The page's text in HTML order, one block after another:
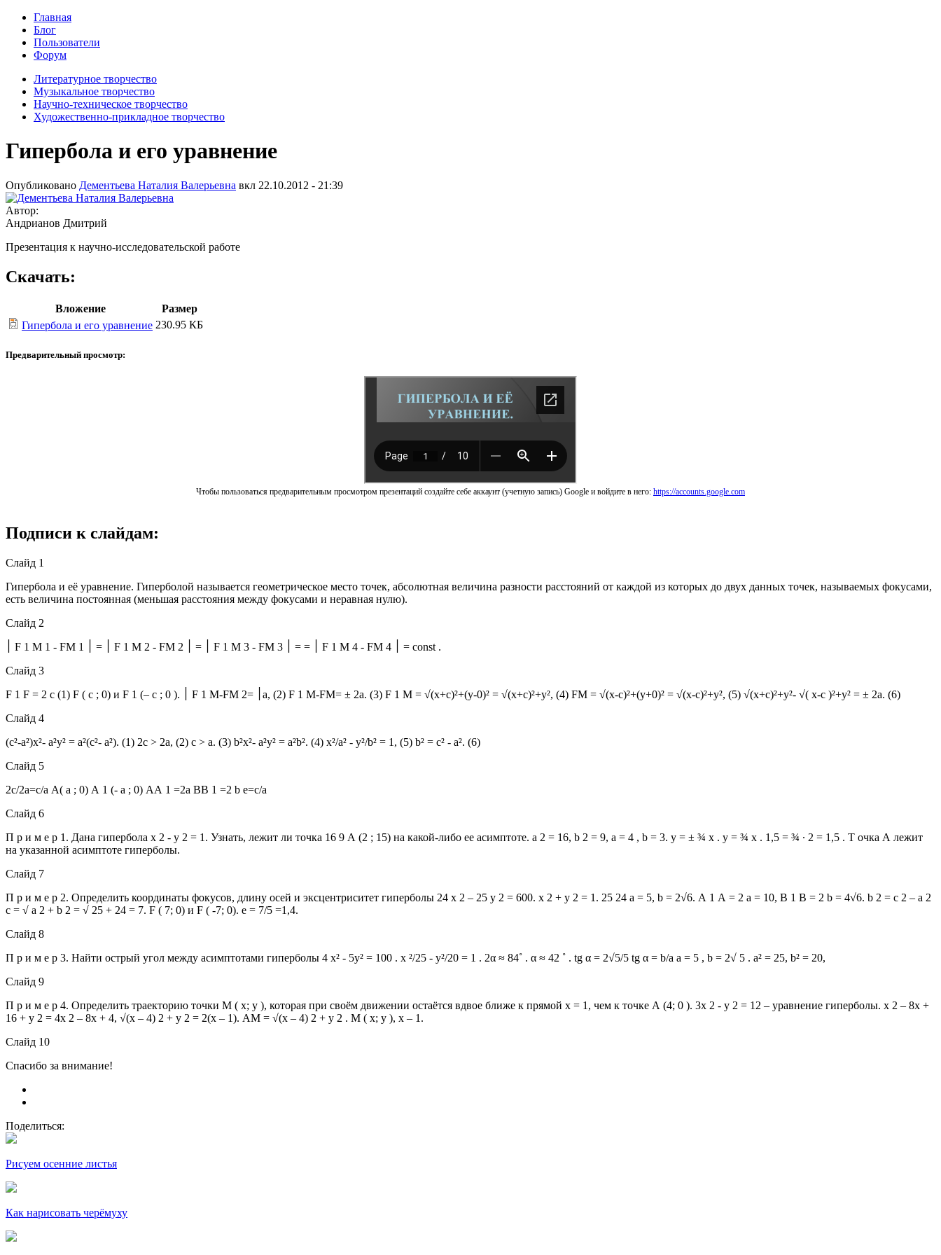
Главная
Блог
Пользователи
Форум
Литературное творчество
Музыкальное творчество
Научно-техническое творчество
Художественно-прикладное творчество
Гипербола и его уравнение
Опубликовано Дементьева Наталия Валерьевна вкл 22.10.2012 - 21:39
Автор:
Андрианов Дмитрий
Презентация к научно-исследовательской работе
Скачать:
Вложение
Размер
Гипербола и его уравнение 230.95 КБ
Предварительный просмотр:
Чтобы пользоваться предварительным просмотром презентаций создайте себе аккаунт (учетную запись) Google и войдите в него: https://accounts.google.com
Подписи к слайдам:
Слайд 1
Гипербола и её уравнение. Гиперболой называется геометрическое место точек, абсолютная величина разности расстояний от каждой из которых до двух данных точек, называемых фокусами,
есть величина постоянная (меньшая расстояния между фокусами и неравная нулю).
Слайд 2
׀ F 1 M 1 - FM 1 ׀ = ׀ F 1 M 2 - FM 2 ׀ = ׀ F 1 M 3 - FM 3 ׀ = = ׀ F 1 M 4 - FM 4 ׀ = const .
Слайд 3
F 1 F = 2 с (1) F ( c ; 0) и F 1 (– c ; 0 ). ׀ F 1 M-FM ׀ =2a, (2) F 1 M-FM= ± 2a. (3) F 1 M = √(x+c)²+(y-0)² = √(x+c)²+y², (4) FM = √(x-c)²+(y+0)² = √(x-c)²+y², (5) √(x+c)²+y²- √( x-c )²+y² = ± 2a. (6)
Слайд 4
(c²-a²)x²- a²y² = a²(c²- a²). (1) 2с > 2a, (2) c > a. (3) b²x²- a²y² = a²b². (4) x²/a² - y²/b² = 1, (5) b² = c² - a². (6)
Слайд 5
2c/2a=c/a А( a ; 0) А 1 (- a ; 0) АА 1 =2a ВВ 1 =2 b e=c/a
Слайд 6
П р и м е р 1. Дана гипербола х 2 - у 2 = 1. Узнать, лежит ли точка 16 9 А (2 ; 15) на какой-либо ее асимптоте. а 2 = 16, b 2 = 9, a = 4 , b = 3. y = ± ¾ x . y = ¾ x . 1,5 = ¾ ∙ 2 = 1,5 . Т очка А лежит
на указанной асимптоте гиперболы.
Слайд 7
П р и м е р 2. Определить координаты фокусов, длину осей и эксцентриситет гиперболы 24 х 2 – 25 у 2 = 600. х 2 + у 2 = 1. 25 24 а = 5, b = 2√6. А 1 А = 2 а = 10, В 1 В = 2 b = 4√6. b 2 = с 2 – а 2
с = √ а 2 + b 2 = √ 25 + 24 = 7. F ( 7; 0) и F ( -7; 0). е = 7/5 =1,4.
Слайд 8
П р и м е р 3. Найти острый угол между асимптотами гиперболы 4 x² - 5y² = 100 . х ²/25 - y²/20 = 1 . 2α ≈ 84˚ . α ≈ 42 ˚ . tg α = 2√5/5 tg α = b/a a = 5 , b = 2√ 5 . a² = 25, b² = 20,
Слайд 9
П р и м е р 4. Определить траекторию точки М ( х; у ), которая при своём движении остаётся вдвое ближе к прямой х = 1, чем к точке А (4; 0 ). 3х 2 - у 2 = 12 – уравнение гиперболы. х 2 – 8х +
16 + у 2 = 4х 2 – 8х + 4, √(х – 4) 2 + у 2 = 2(х – 1). АМ = √(х – 4) 2 + у 2 . М ( х; у ), х – 1.
Слайд 10
Спасибо за внимание!
Поделиться:
Рисуем осенние листья
Как нарисовать черёмуху